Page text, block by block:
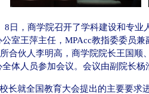
8 日，商学院召开了学科建设和专业
室王萍主任， MPAcc教指委委员兼
合伙人李明高，商学院院长王国顺
全体人员参加会议。会议由副院长杨
长就全国教育大会提出的主要要求